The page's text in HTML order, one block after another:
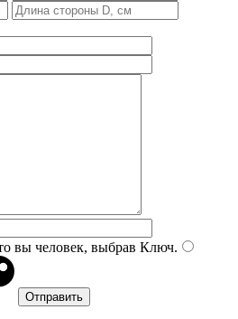
вы человек, выбрав Ключ.